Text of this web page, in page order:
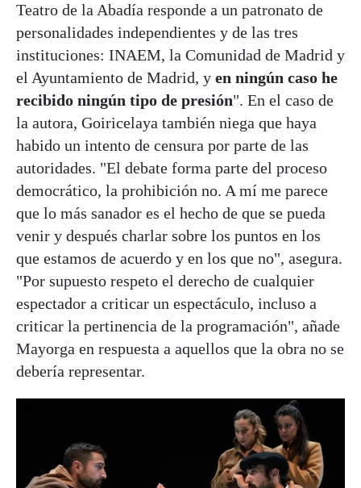
Teatro de la Abadía responde a un patronato de
personalidades independientes y de las tres
instituciones: INAEM, la Comunidad de Madrid y
el Ayuntamiento de Madrid, y en ningún caso he
recibido ningún tipo de presión". En el caso de
la autora, Goiricelaya también niega que haya
habido un intento de censura por parte de las
autoridades. "El debate forma parte del proceso
democrático, la prohibición no. A mí me parece
que lo más sanador es el hecho de que se pueda
venir y después charlar sobre los puntos en los
que estamos de acuerdo y en los que no", asegura.
"Por supuesto respeto el derecho de cualquier
espectador a criticar un espectáculo, incluso a
criticar la pertinencia de la programación", añade
Mayorga en respuesta a aquellos que la obra no se
debería representar.